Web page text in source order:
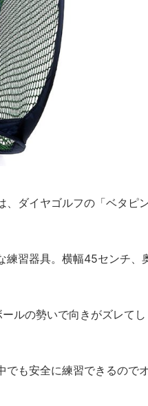
、ダイヤゴルフの「ベタピ
練習器具。横幅45センチ、
ルの勢いで向きがズレてし
でも安全に練習できるので